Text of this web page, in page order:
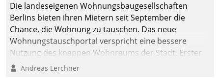
Die landeseigenen Wohnungsbaugesellschaften
Berlins bieten ihren Mietern seit September die
Chance, die Wohnung zu tauschen. Das neue
Wohnungstauschportal verspricht eine bessere
Nutzung des knappen Wohnraums der Stadt. Erster
Anwendungsfall für Datatrains Lösung API-Hub mit
Andreas Lerchner